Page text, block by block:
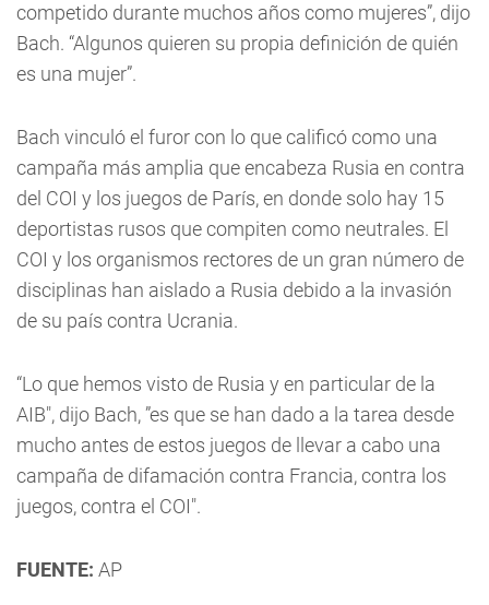
competido durante muchos años como mujeres”, dijo
Bach. “Algunos quieren su propia definición de quién
es una mujer”.
Bach vinculó el furor con lo que calificó como una
campaña más amplia que encabeza Rusia en contra
del COI y los juegos de París, en donde solo hay 15
deportistas rusos que compiten como neutrales. El
COI y los organismos rectores de un gran número de
disciplinas han aislado a Rusia debido a la invasión
de su país contra Ucrania.
“Lo que hemos visto de Rusia y en particular de la
AIB", dijo Bach, ”es que se han dado a la tarea desde
mucho antes de estos juegos de llevar a cabo una
campaña de difamación contra Francia, contra los
juegos, contra el COI".
FUENTE: AP